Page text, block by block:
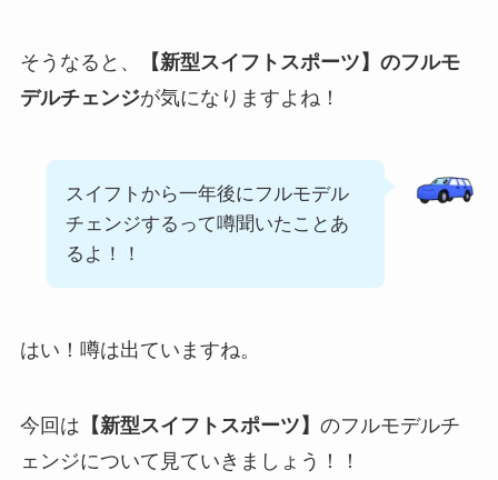
そうなると、
【新型スイフトスポーツ】のフルモ
デルチェンジが気になりますよね！
スイフトから一年後にフルモデル
チェンジするって噂聞いたことあ
るよ！！
はい！噂は出ていますね。
今回は 【新型スイフトスポーツ】 のフルモデルチ
ェンジについて見ていきましょう！！